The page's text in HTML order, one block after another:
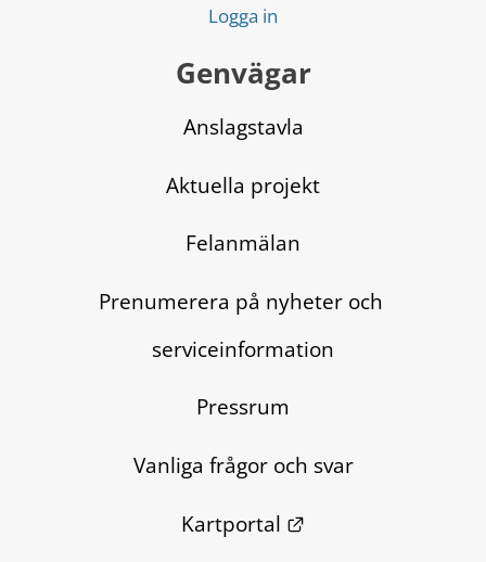
Logga in
Genvägar
Anslagstavla
Aktuella projekt
Felanmälan
Prenumerera på nyheter och
serviceinformation
Pressrum
Vanliga frågor och svar
Kartportal
Länk till annan